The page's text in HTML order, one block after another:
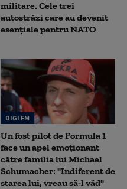
militare. Cele trei
autostrăzi care au devenit
esențiale pentru NATO
DIGI FM
Un fost pilot de Formula 1
face un apel emoționant
către familia lui Michael
Schumacher: "Indiferent de
starea lui, vreau să-l văd"